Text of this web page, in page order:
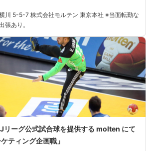
川 5-5-7 株式会社モルテン 東京本社 ※当⾯転勤な
張あり。
ーグ公式試合球を提供する molten にて
ティング企画職」